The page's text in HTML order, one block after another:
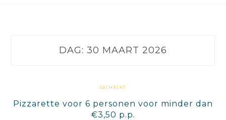
DAG: 30 MAART 2026
GECHECKT
Pizzarette voor 6 personen voor minder dan
€3,50 p.p.